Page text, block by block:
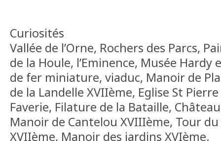
Curiosités
Vallée de l’Orne, Rochers des Parcs,
de la Houle, l’Eminence, Musée
de fer miniature, viaduc, Manoir de
de la Landelle XVIIème, Eglise St
Faverie, Filature de la Bataille,
Manoir de Cantelou XVIIIème, Tour
XVIIème, Manoir des jardins XVIème.